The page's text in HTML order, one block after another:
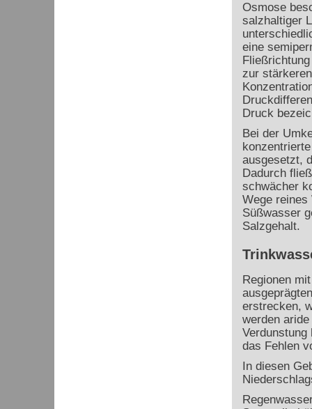
Osmose
salzhaltiger
eine
zur
Druck
Bei der
ausgesetzt,
Dadurch
schwächer
Wege reines
Süßwasser
Salzgehalt.
Regionen
erstrecken,
werden
das Fehlen
In diesen